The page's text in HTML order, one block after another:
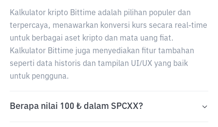
Kalkulator kripto Bittime adalah pilihan populer dan
terpercaya, menawarkan konversi kurs secara real-time
untuk berbagai aset kripto dan mata uang fiat.
Kalkulator Bittime juga menyediakan fitur tambahan
seperti data historis dan tampilan UI/UX yang baik
untuk pengguna.
Berapa nilai 100 ₺ dalam SPCXX?